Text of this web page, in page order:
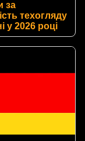
за
техогляду
у 2026 році